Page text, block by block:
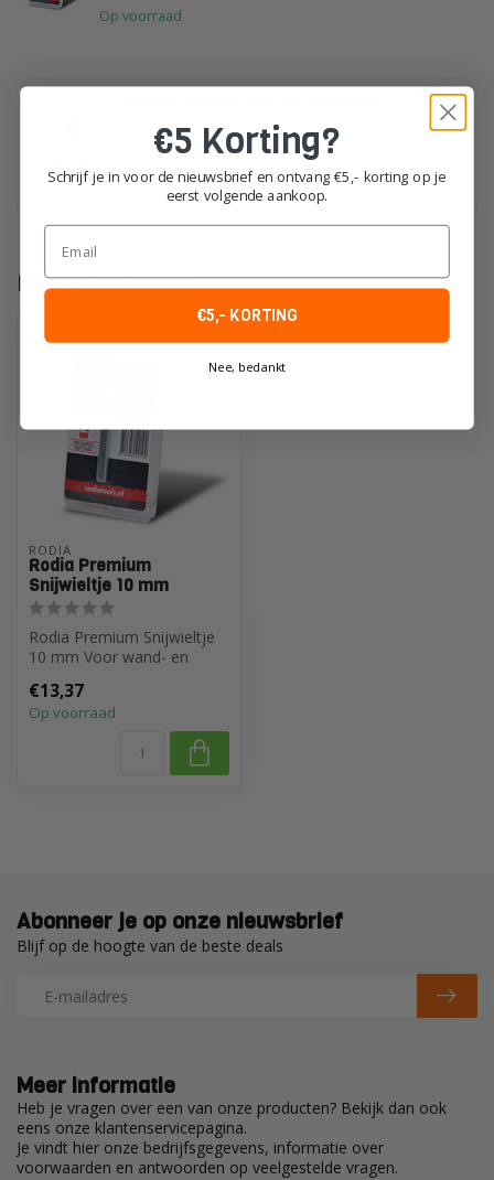
Op voorraad
Of heeft u hulp nodig bij het plaatsen van uw
order?
Neem dan gerust contact op met onze
klantenservice!
Recent bekeken
RODIA
Rodia Premium
Snijwieltje 10 mm
Rodia Premium Snijwieltje
10 mm Voor wand- en
€13,37
Op voorraad
Meer informatie
Heb je vragen over een van onze producten? Bekijk dan ook
eens onze klantenservicepagina.
Je vindt hier onze bedrijfsgegevens, informatie over
voorwaarden en antwoorden op veelgestelde vragen.
Abonneer je op onze nieuwsbrief
Blijf op de hoogte van de beste deals
€5 Korting?
Schrijf je in voor de nieuwsbrief en ontvang €5,- korting op je
eerst volgende aankoop.
Email
€5,- KORTING
Nee, bedankt